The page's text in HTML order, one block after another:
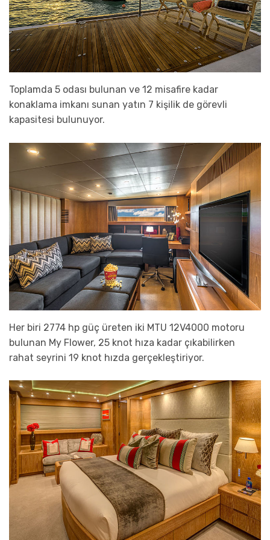
Toplamda 5 odası bulunan ve 12 misafire kadar
konaklama imkanı sunan yatın 7 kişilik de görevli
kapasitesi bulunuyor.
Her biri 2774 hp güç üreten iki MTU 12V4000 motoru
bulunan My Flower, 25 knot hıza kadar çıkabilirken
rahat seyrini 19 knot hızda gerçekleştiriyor.